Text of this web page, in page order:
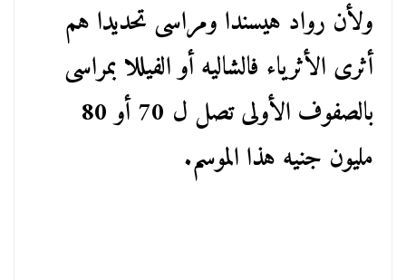
ولأن رواد هيسندا ومراسى تحديدا هم
أثرى الأثرياء فالشاليه أو الفيللا بمراسى
بالصفوف الأولى تصل ل 70 أو 80
مليون جنيه هذا الموسم.